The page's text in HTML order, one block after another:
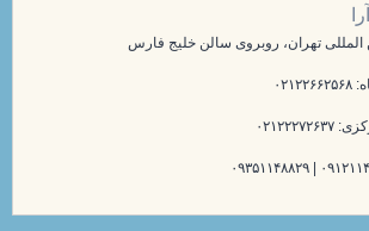
المللی تهران، روبروی سالن خلیج فارس